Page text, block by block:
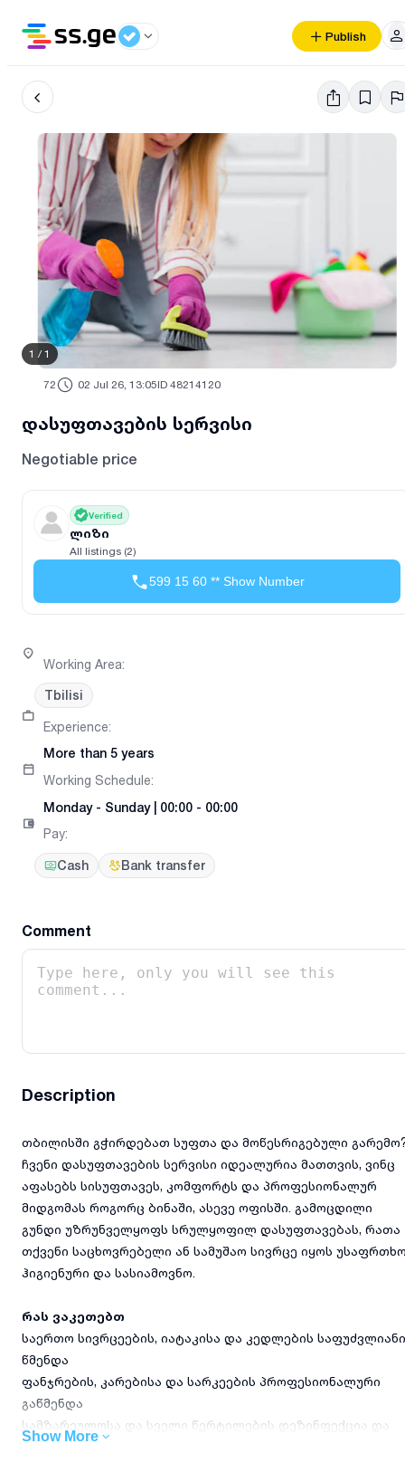
Publish
1 / 1
72 02 Jul 26, 13:05ID 48214120
დასუფთავების სერვისი
Negotiable price
Verified
ლიზი
All listings (2)
599 15 60 ** Show Number
Working Area:
Tbilisi
Experience:
More than 5 years
Working Schedule:
Monday- Sunday| 00:00 - 00:00
Pay:
Cash Bank transfer
Comment
Description
თბილისში გჭირდებათ სუფთა და მოწესრიგებული
ჩვენი დასუფთავების სერვისი იდეალურია მათთვის, ვინც
აფასებს სისუფთავეს, კომფორტს და პროფესიონალურ
მიდგომას როგორც ბინაში, ასევე ოფისში. გამოცდილი
გუნდი უზრუნველყოფს სრულყოფილ დასუფთავებას, რათა
თქვენი საცხოვრებელი ან სამუშაო სივრცე იყოს
ჰიგიენური და სასიამოვნო.
რას ვაკეთებთ
საერთო სივრცეების, იატაკისა და კედლების საფუძვლიანი
წმენდა
ფანჯრების, კარებისა და სარკეების პროფესიონალური
გაწმენდა
სამზარეულოსა და სველი წერტილების დეზინფექცია და
დეტალური დასუფთავება
Show More